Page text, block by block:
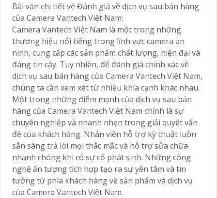
Bài văn chi tiết về Đánh giá về dịch vụ sau bán hàng
của Camera Vantech Việt Nam:
Camera Vantech Việt Nam là một trong những
thương hiệu nổi tiếng trong lĩnh vực camera an
ninh, cung cấp các sản phẩm chất lượng, hiện đại và
đáng tin cậy. Tuy nhiên, để đánh giá chính xác về
dịch vụ sau bán hàng của Camera Vantech Việt Nam,
chúng ta cần xem xét từ nhiều khía cạnh khác nhau.
Một trong những điểm mạnh của dịch vụ sau bán
hàng của Camera Vantech Việt Nam chính là sự
chuyên nghiệp và nhanh nhẹn trong giải quyết vấn
đề của khách hàng. Nhân viên hỗ trợ kỹ thuật luôn
sẵn sàng trả lời mọi thắc mắc và hỗ trợ sửa chữa
nhanh chóng khi có sự cố phát sinh. Những công
nghệ ấn tượng tích hợp tạo ra sự yên tâm và tin
tưởng từ phía khách hàng về sản phẩm và dịch vụ
của Camera Vantech Việt Nam.